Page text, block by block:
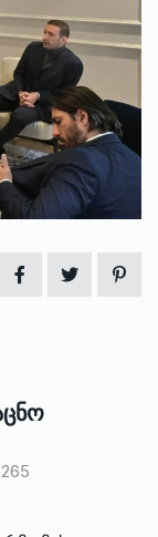
265